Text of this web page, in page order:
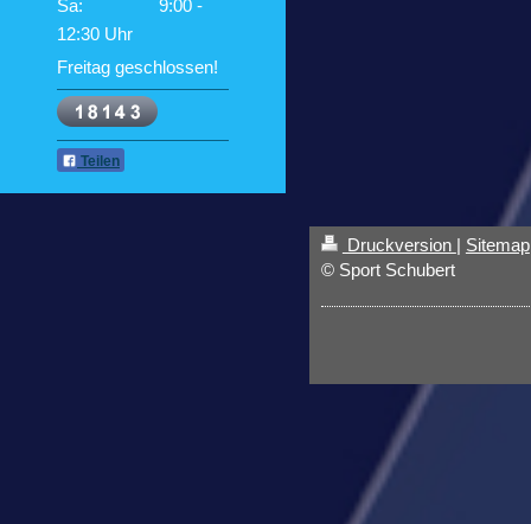
Sa: 9:00 -
12:30 Uhr
Freitag geschlossen!
Teilen
Druckversion | Sitemap
© Sport Schubert